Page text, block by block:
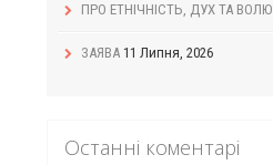
ПРО ЕТНІЧНІСТЬ, ДУХ ТА ВОЛЮ
ЗАЯВА 11 Липня, 2026
Останні коментарі